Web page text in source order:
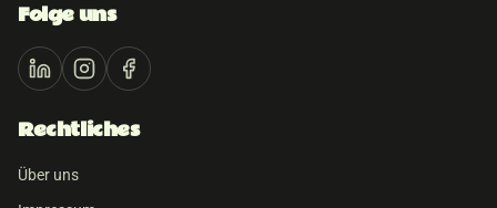
Folge uns
Rechtliches
Über uns